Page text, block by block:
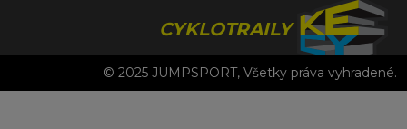
CYKLOTRAILY
© 2025 JUMPSPORT, Všetky práva vyhradené.